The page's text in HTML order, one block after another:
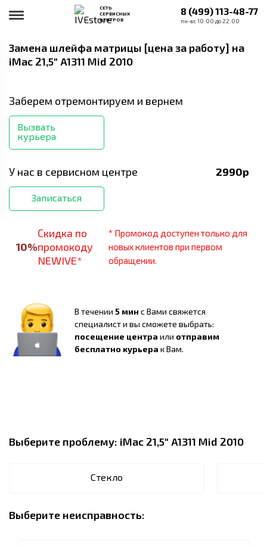
СЕТЬ
СЕРВИСНЫХ
ЦЕНТРОВ
8 (499) 113-48-77
пн-вс 10:00 до 22:00
Замена шлейфа матрицы [цена за работу] на
iMac 21,5" A1311 Mid 2010
Заберем отремонтируем и вернем
Вызвать
курьера
У нас в сервисном центре 2990р
Записаться
10%
Скидка по
промокоду
NEWIVE*
* Промокод доступен только для
новых клиентов при первом
обращении.
В течении 5 мин с Вами свяжется
специалист и вы сможете выбрать:
посещение центра или отправим
бесплатно курьера к Вам.
Выберите проблему: iMac 21,5" A1311 Mid 2010
Стекло
Выберите неисправность: